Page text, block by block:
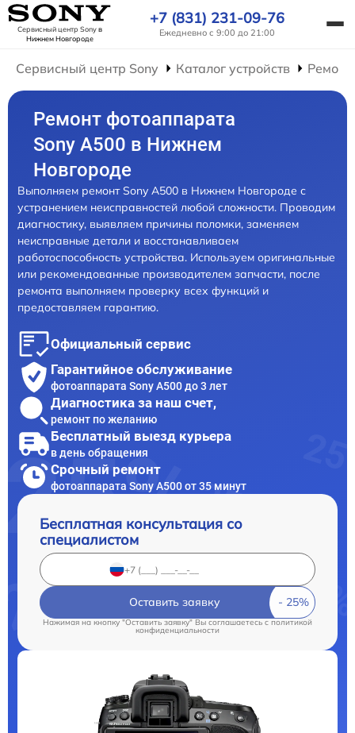
Сервисный центр Sonyв
Нижнем Новгороде
+7 (831) 231-09-76
Ежедневно с 9:00 до 21:00
Сервисный центр Sony Каталог устройств
Ремонт фотоаппарата
Sony A500 в Нижнем
Новгороде
Выполняем ремонт Sony A500 в Нижнем Новгороде с
устранением неисправностей любой сложности. Проводим
диагностику, выявляем причины поломки, заменяем
неисправные детали и восстанавливаем
работоспособность устройства. Используем оригинальные
или рекомендованные производителем запчасти, после
ремонта выполняем проверку всех функций и
предоставляем гарантию.
Официальный сервис
Гарантийное обслуживание
фотоаппарата Sony A500 до 3 лет
Диагностика за наш счет,
ремонт по желанию
Бесплатный выезд курьера
в день обращения
Срочный ремонт
фотоаппарата Sony A500 от 35 минут
Бесплатная консультация со
специалистом
Оставить заявку
Нажимая на кнопку "Оставить заявку" Вы соглашаетесь c политикой
конфиденциальности